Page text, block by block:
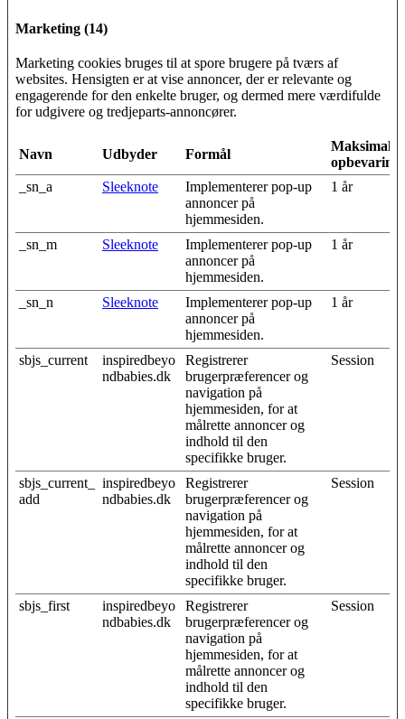
Marketing (14)
Marketing cookies bruges til at spore brugere på tværs af
websites. Hensigten er at vise annoncer, der er relevante og
engagerende for den enkelte bruger, og dermed mere værdifulde
for udgivere og tredjeparts-annoncører.
Navn Udbyder Formål
Maksimal
_sn_a
Sleeknote
Implementerer pop-up
annoncer på
hjemmesiden.
1 år
_sn_m Sleeknote
Implementerer pop-up
annoncer på
hjemmesiden.
1 år
_sn_n Sleeknote
Implementerer pop-up
annoncer på
hjemmesiden.
1 år
sbjs_current
inspiredbeyo
ndbabies.dk
Registrerer
brugerpræferencer og
navigation på
hjemmesiden, for at
målrette annoncer og
indhold til den
specifikke bruger.
Session
sbjs_current_
add
inspiredbeyo
ndbabies.dk
Registrerer
brugerpræferencer og
navigation på
hjemmesiden, for at
målrette annoncer og
indhold til den
specifikke bruger.
Session
sbjs_first
inspiredbeyo
ndbabies.dk
Registrerer
brugerpræferencer og
navigation på
hjemmesiden, for at
målrette annoncer og
indhold til den
specifikke bruger.
Session